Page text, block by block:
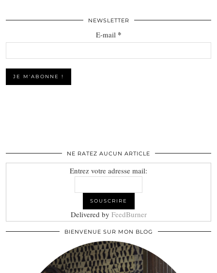
NEWSLETTER
E-mail *
NE RATEZ AUCUN ARTICLE
Entrez votre adresse mail:
Delivered by FeedBurner
BIENVENUE SUR MON BLOG